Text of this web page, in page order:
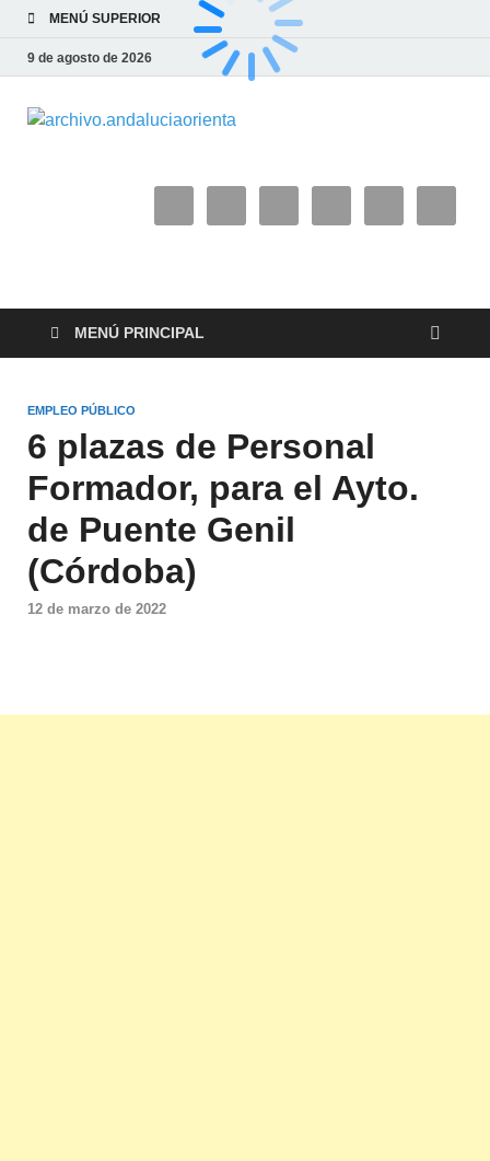
MENÚ SUPERIOR
9 de agosto de 2026
MENÚ PRINCIPAL
EMPLEO PÚBLICO
6 plazas de Personal
Formador, para el Ayto.
de Puente Genil
(Córdoba)
12 de marzo de 2022